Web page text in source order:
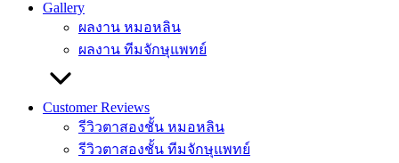
Gallery
ผลงาน หมอหลิน
ผลงาน ทีมจักษุแพทย์
Customer Reviews
รีวิวตาสองชั้น หมอหลิน
รีวิวตาสองชั้น ทีมจักษุแพทย์